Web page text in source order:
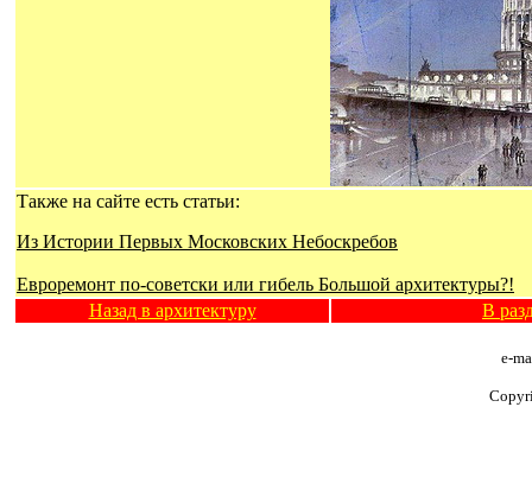
Также на сайте есть статьи:
Из Истории Первых Московских Небоскребов
Евроремонт по-советски или гибель Большой архитектуры?!
Назад в архитектуру
В
e-